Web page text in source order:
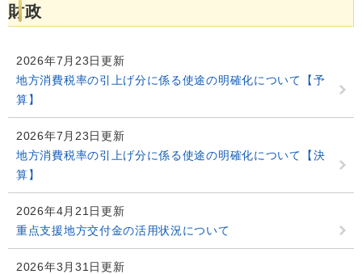
財政
2026年7月23日更新
地方消費税率の引上げ分に係る使途の明確化について【予
算】
2026年7月23日更新
地方消費税率の引上げ分に係る使途の明確化について【決
算】
2026年4月21日更新
重点支援地方交付金の活用状況について
2026年3月31日更新